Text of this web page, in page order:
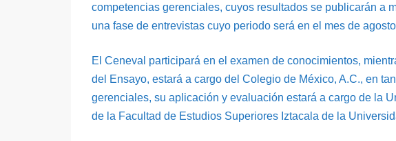
competencias gerenciales, cuyos resultados se publicarán a
una fase de entrevistas cuyo periodo será en el mes de
El Ceneval participará en el examen de conocimientos,
del Ensayo, estará a cargo del Colegio de México, A.C., en
gerenciales, su aplicación y evaluación estará a cargo de la
de la Facultad de Estudios Superiores Iztacala de la